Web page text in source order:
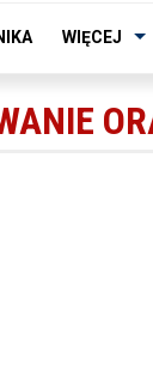
WIĘCEJ